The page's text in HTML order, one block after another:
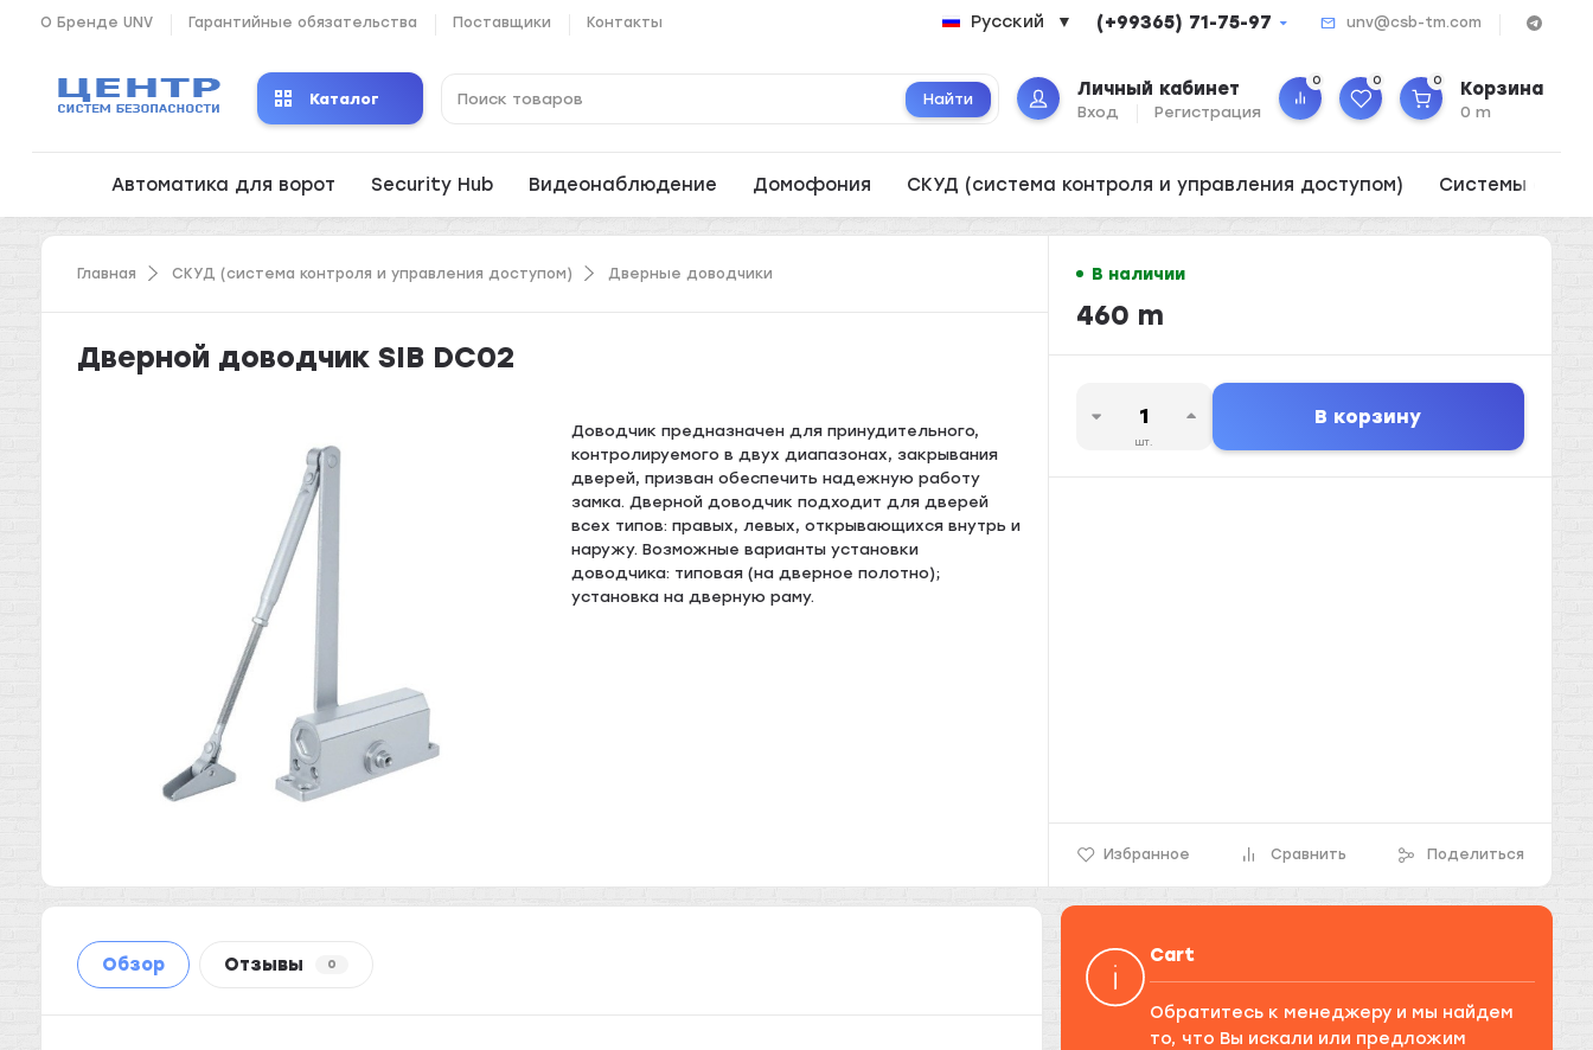
О Бренде UNV Гарантийные обязательства Поставщики Контакты Русский ▼ (+99365) 71-75-97 unv@csb-tm.com
Каталог Найти Личный кабинет
Вход Регистрация
0 0 0 Корзина
0 m
Автоматика для ворот Security Hub Видеонаблюдение Домофония СКУД (система контроля и управления доступом) Системы
Главная СКУД (система контроля и управления доступом) Дверные доводчики
Дверной доводчик SIB DC02
Доводчик предназначен для принудительного,
контролируемого в двух диапазонах, закрывания
дверей, призван обеспечить надежную работу
замка. Дверной доводчик подходит для дверей
всех типов: правых, левых, открывающихся внутрь и
наружу. Возможные варианты установки
доводчика: типовая (на дверное полотно);
установка на дверную раму.
В наличии
460 m
шт.
В корзину
Избранное Сравнить Поделиться
Обзор Отзывы 0 Cart
Обратитесь к менеджеру и мы найдем
то, что Вы искали или предложим